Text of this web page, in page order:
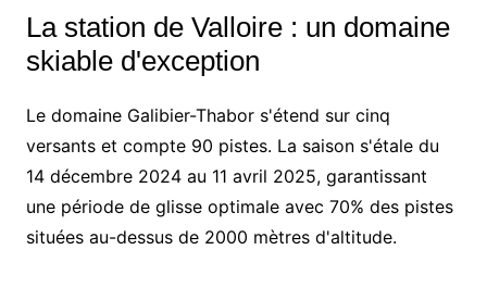
La station de Valloire : un domaine
skiable d'exception
Le domaine Galibier-Thabor s'étend sur cinq
versants et compte 90 pistes. La saison s'étale du
14 décembre 2024 au 11 avril 2025, garantissant
une période de glisse optimale avec 70% des pistes
situées au-dessus de 2000 mètres d'altitude.